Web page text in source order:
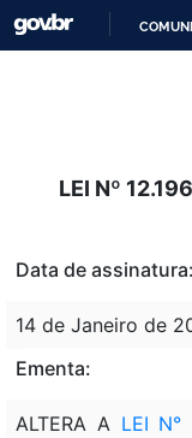
LEI Nº
Data de assinatura:
14 de Janeiro de
Ementa:
ALTERA A LEI N°